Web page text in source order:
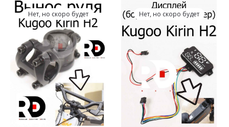
Нет, но скоро будет Нет, но скоро будет